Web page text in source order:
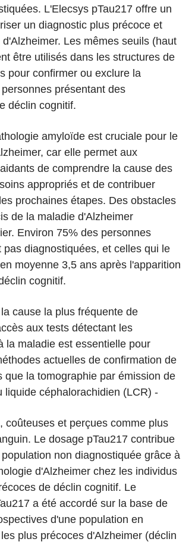
L'Elecsys pTau217 offre un
un diagnostic plus précoce et
Les mêmes seuils (haut
être utilisés dans les structures de
pour confirmer ou exclure la
présentant des
déclin cognitif.
amyloïde est cruciale pour le
car elle permet aux
de comprendre la cause des
appropriés et de contribuer
prochaines étapes. Des obstacles
de la maladie d'Alzheimer
Environ 75% des personnes
diagnostiquées, et celles qui le
moyenne 3,5 ans après l'apparition
cognitif.
cause la plus fréquente de
aux tests détectant les
la maladie est essentielle pour
actuelles de confirmation de
que la tomographie par émission de
liquide céphalorachidien (LCR) -
coûteuses et perçues comme plus
Le dosage pTau217 contribue
non diagnostiquée grâce à
d'Alzheimer chez les individus
de déclin cognitif. Le
a été accordé sur la base de
d'une population en
plus précoces d'Alzheimer (déclin